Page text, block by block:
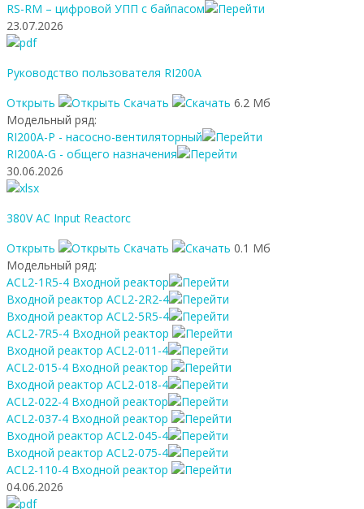
RS-RM – цифровой УПП с байпасом
23.07.2026
Руководство пользователя RI200A
Открыть
Скачать
6.2 Мб
Модельный ряд:
RI200A-P - насосно-вентиляторный
RI200A-G - общего назначения
30.06.2026
380V AC Input Reactorc
Открыть
Скачать
0.1 Мб
Модельный ряд:
ACL2-1R5-4 Входной реактор
Входной реактор ACL2-2R2-4
Входной реактор ACL2-5R5-4
ACL2-7R5-4 Входной реактор
Входной реактор ACL2-011-4
ACL2-015-4 Входной реактор
Входной реактор ACL2-018-4
ACL2-022-4 Входной реактор
ACL2-037-4 Входной реактор
Входной реактор ACL2-045-4
Входной реактор ACL2-075-4
ACL2-110-4 Входной реактор
04.06.2026